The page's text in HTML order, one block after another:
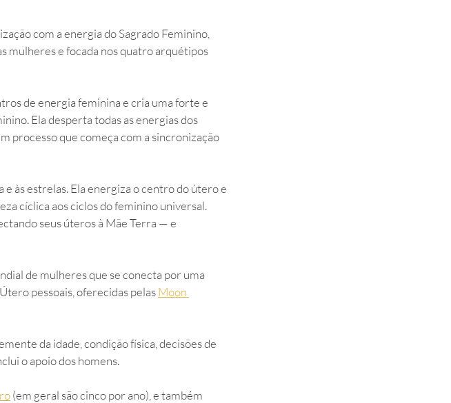
com a energia do Sagrado Feminino,
mulheres e focada nos quatro arquétipos
de energia feminina e cria uma forte e
Ela desperta todas as energias dos
processo que começa com a sincronização
às estrelas. Ela energiza o centro do útero e
cíclica aos ciclos do feminino universal.
seus úteros à Mãe Terra — e
de mulheres que se conecta por uma
pessoais, oferecidas pelas Moon
da idade, condição física, decisões de
o apoio dos homens.
(em geral são cinco por ano), e também